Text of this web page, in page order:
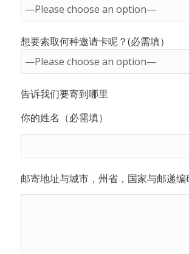
想要索取何种邀请卡呢？(必需填）
告诉我们要寄到哪里
你的姓名（必需填）
邮寄地址与城市，州省，国家与邮递编